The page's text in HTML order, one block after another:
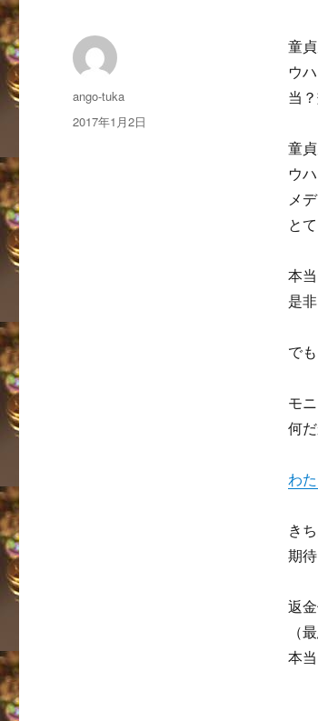
童
ウ
当
童
ウ
メ
と
本
是
で
モ
何
わ
き
期
返
（
本
投
稿
ango-tuka
投
2017年1月2日